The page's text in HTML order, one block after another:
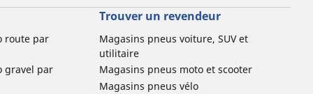
route par
gravel par
Trouver un revendeur
Magasins pneus voiture, SUV et
utilitaire
Magasins pneus moto et scooter
Magasins pneus vélo